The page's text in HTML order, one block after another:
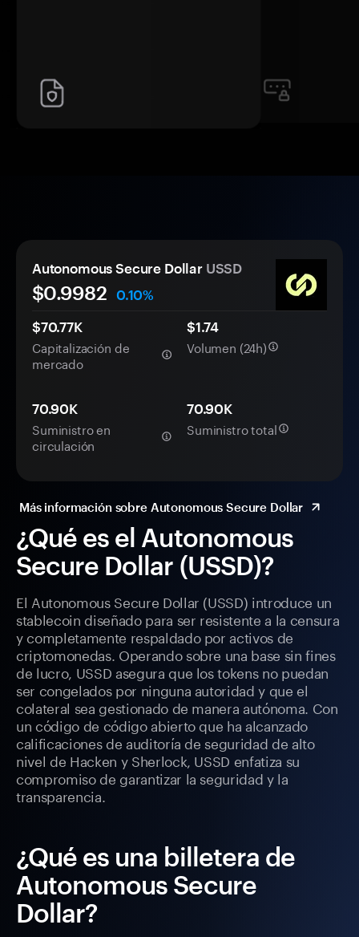
¿Qué es el Autonomous
Secure Dollar (USSD)?
El Autonomous Secure Dollar (USSD) introduce un
stablecoin diseñado para ser resistente a la censura
y completamente respaldado por activos de
criptomonedas. Operando sobre una base sin fines
de lucro, USSD asegura que los tokens no puedan
ser congelados por ninguna autoridad y que el
colateral sea gestionado de manera autónoma. Con
un código de código abierto que ha alcanzado
calificaciones de auditoría de seguridad de alto
nivel de Hacken y Sherlock, USSD enfatiza su
compromiso de garantizar la seguridad y la
transparencia.
¿Qué es una billetera de
Autonomous Secure
Dollar?
Autonomous Secure Dollar USSD
$0.9982
0.10%
$70.77K
Capitalización de
mercado
$1.74
Volumen (24h)
70.90K
Suministro en
circulación
70.90K
Suministro total
Más información sobre Autonomous Secure Dollar